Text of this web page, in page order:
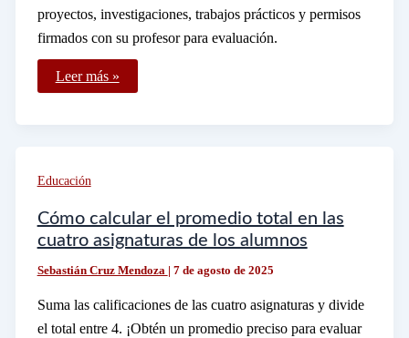
proyectos, investigaciones, trabajos prácticos y permisos
firmados con su profesor para evaluación.
Qué
documentos
bachillerato
con
profesor
Leer más »
Educación
Cómo calcular el promedio total en las
cuatro asignaturas de los alumnos
Sebastián Cruz Mendoza | 7 de agosto de 2025
Suma las calificaciones de las cuatro asignaturas y divide
el total entre 4. ¡Obtén un promedio preciso para evaluar